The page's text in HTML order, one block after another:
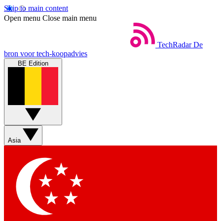
Skip to main content
Open menu Close main menu
TechRadar De
bron voor tech-koopadvies
BE Edition
Asia